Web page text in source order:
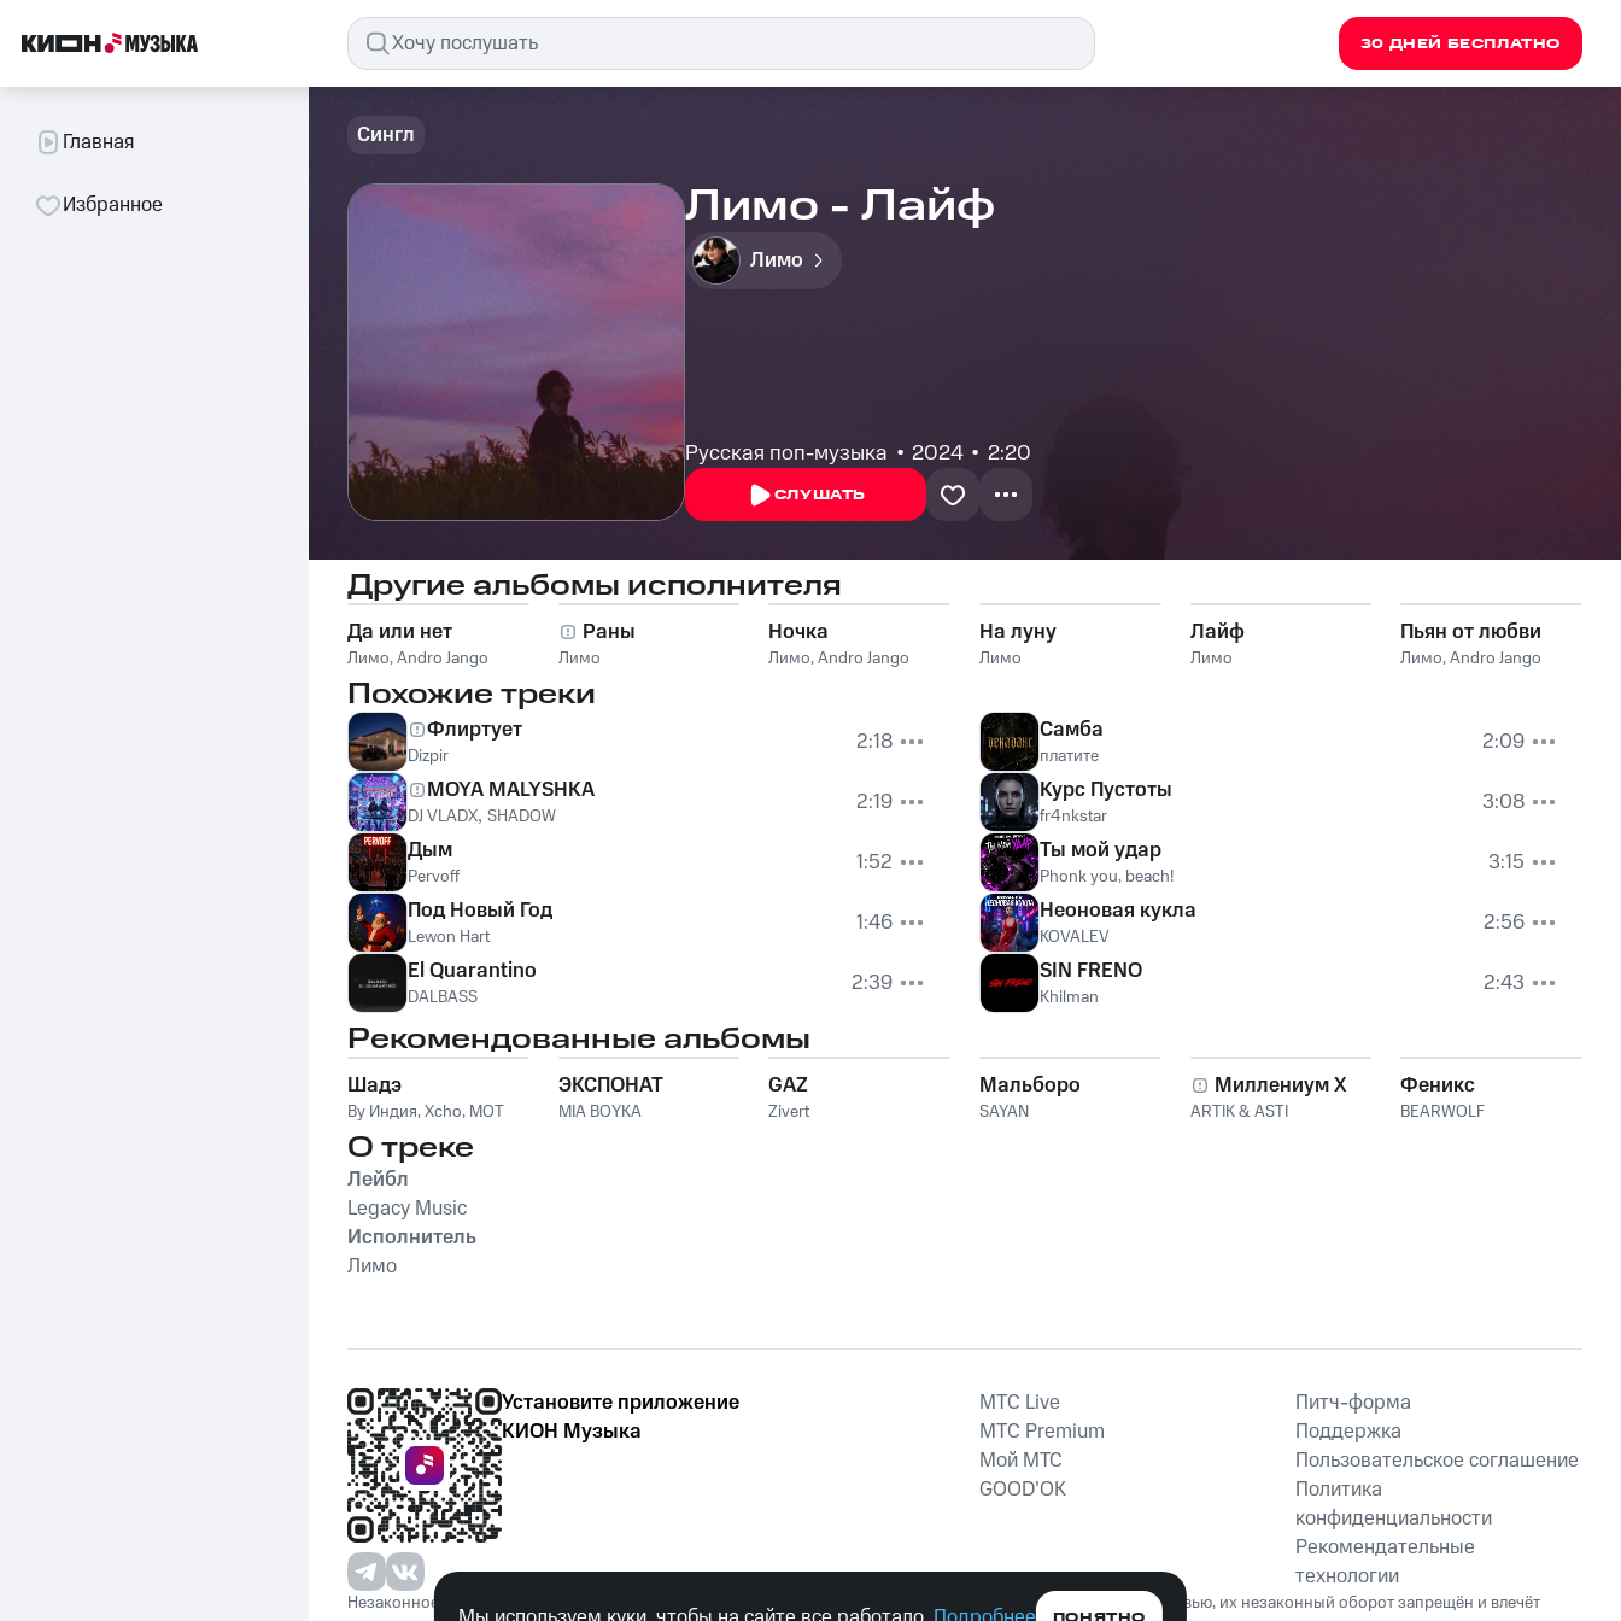
30 ДНЕЙ БЕСПЛАТНО
Главная
Избранное
Сингл
Лимо - Лайф
Лимо
Русская поп-музыка 2024 2:20
СЛУШАТЬ
Другие альбомы исполнителя
Да или нет
Лимо,Andro Jango
Раны
Лимо
Ночка
Лимо,Andro Jango
На луну
Лимо
Лайф
Лимо
Пьян от любви
Лимо,Andro Jango
Похожие треки
Флиртует
Dizpir
2:18
MOYA MALYSHKA
DJ VLADX, SHADOW
2:19
Дым
Pervoff
1:52
Под Новый Год
Lewon Hart
1:46
El Quarantino
DALBASS 2:39
Самба
платите
2:09
Курс Пустоты
fr4nkstar
3:08
Ты мой удар
Phonk you, beach!
3:15
Неоновая кукла
KOVALEV
2:56
SIN FRENO
Khilman 2:43
Рекомендованные альбомы
Шадэ
By Индия,Xcho, MOT
ЭКСПОНАТ
MIA BOYKA
GAZ
Zivert
Мальборо
SAYAN
Миллениум X
ARTIK & ASTI
Феникс
BEARWOLF
О треке
Лейбл
Legacy Music
Исполнитель
Лимо
Установите приложение
КИОН Музыка
MTС Live
MTС Premium
Мой МТС
GOOD’OK
Питч-форма
Поддержка
Пользовательское соглашение
Политика
конфиденциальности
Рекомендательные
технологии
Незаконное потребление наркотических средств, психотропных веществ, их аналогов причиняет вред здоровью, их незаконный оборот запрещён и влечёт